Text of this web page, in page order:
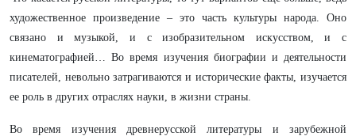
художественное произведение – это часть культуры народа. Оно
связано и музыкой, и с изобразительном искусством, и с
кинематографией… Во время изучения биографии и деятельности
писателей, невольно затрагиваются и исторические факты, изучается
ее роль в других отраслях науки, в жизни страны.
Во время изучения древнерусской литературы и зарубежной